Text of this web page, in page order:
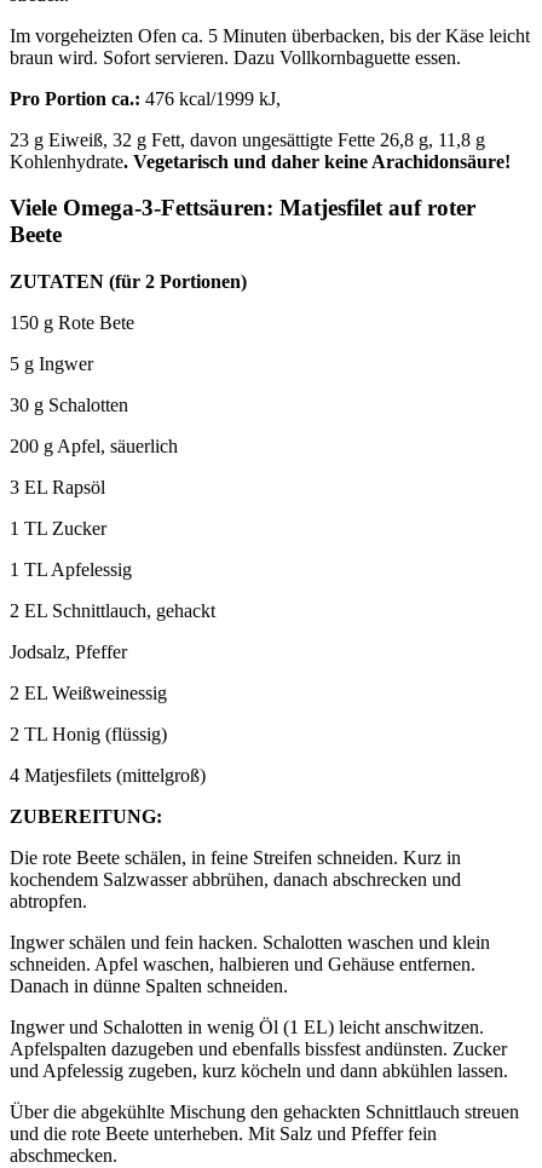
Im vorgeheizten Ofen ca. 5 Minuten überbacken, bis der Käse leicht
braun wird. Sofort servieren. Dazu Vollkornbaguette essen.
Pro Portion ca.: 476 kcal/1999 kJ,
23 g Eiweiß, 32 g Fett, davon ungesättigte Fette 26,8 g, 11,8 g
Kohlenhydrate. Vegetarisch und daher keine Arachidonsäure!
Viele Omega-3-Fettsäuren: Matjesfilet auf roter
Beete
ZUTATEN (für 2 Portionen)
150 g Rote Bete
5 g Ingwer
30 g Schalotten
200 g Apfel, säuerlich
3 EL Rapsöl
1 TL Zucker
1 TL Apfelessig
2 EL Schnittlauch, gehackt
Jodsalz, Pfeffer
2 EL Weißweinessig
2 TL Honig (flüssig)
4 Matjesfilets (mittelgroß)
ZUBEREITUNG:
Die rote Beete schälen, in feine Streifen schneiden. Kurz in
kochendem Salzwasser abbrühen, danach abschrecken und
abtropfen.
Ingwer schälen und fein hacken. Schalotten waschen und klein
schneiden. Apfel waschen, halbieren und Gehäuse entfernen.
Danach in dünne Spalten schneiden.
Ingwer und Schalotten in wenig Öl (1 EL) leicht anschwitzen.
Apfelspalten dazugeben und ebenfalls bissfest andünsten. Zucker
und Apfelessig zugeben, kurz köcheln und dann abkühlen lassen.
Über die abgekühlte Mischung den gehackten Schnittlauch streuen
und die rote Beete unterheben. Mit Salz und Pfeffer fein
abschmecken.